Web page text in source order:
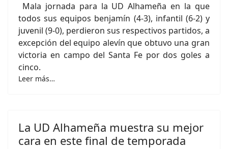
Mala jornada para la UD Alhameña en la que
todos sus equipos benjamín (4-3), infantil (6-2) y
juvenil (9-0), perdieron sus respectivos partidos, a
excepción del equipo alevín que obtuvo una gran
victoria en campo del Santa Fe por dos goles a
cinco.
Leer más…
La UD Alhameña muestra su mejor
cara en este final de temporada